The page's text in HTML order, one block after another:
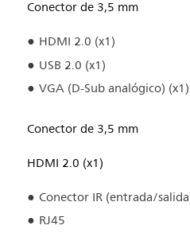
Conector de 3,5 mm
HDMI 2.0 (x1)
USB 2.0 (x1)
VGA (D-Sub analógico) (x1)
Conector de 3,5 mm
HDMI 2.0 (x1)
Conector IR (entrada/
RJ45